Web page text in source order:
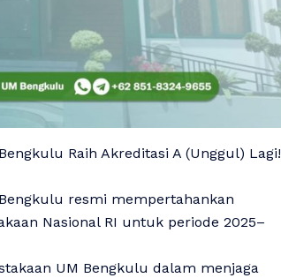
Raih Akreditasi A (Unggul) Lagi!
resmi mempertahankan
Nasional RI untuk periode 2025–
UM Bengkulu dalam menjaga